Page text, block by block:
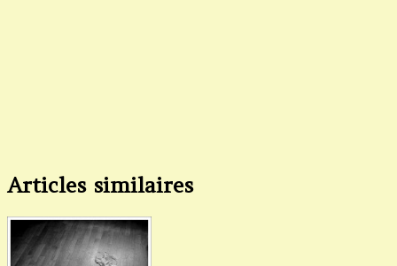
Articles similaires